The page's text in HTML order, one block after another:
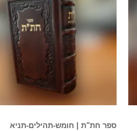
ספר חת"ת | חומש-תהילים-תניא